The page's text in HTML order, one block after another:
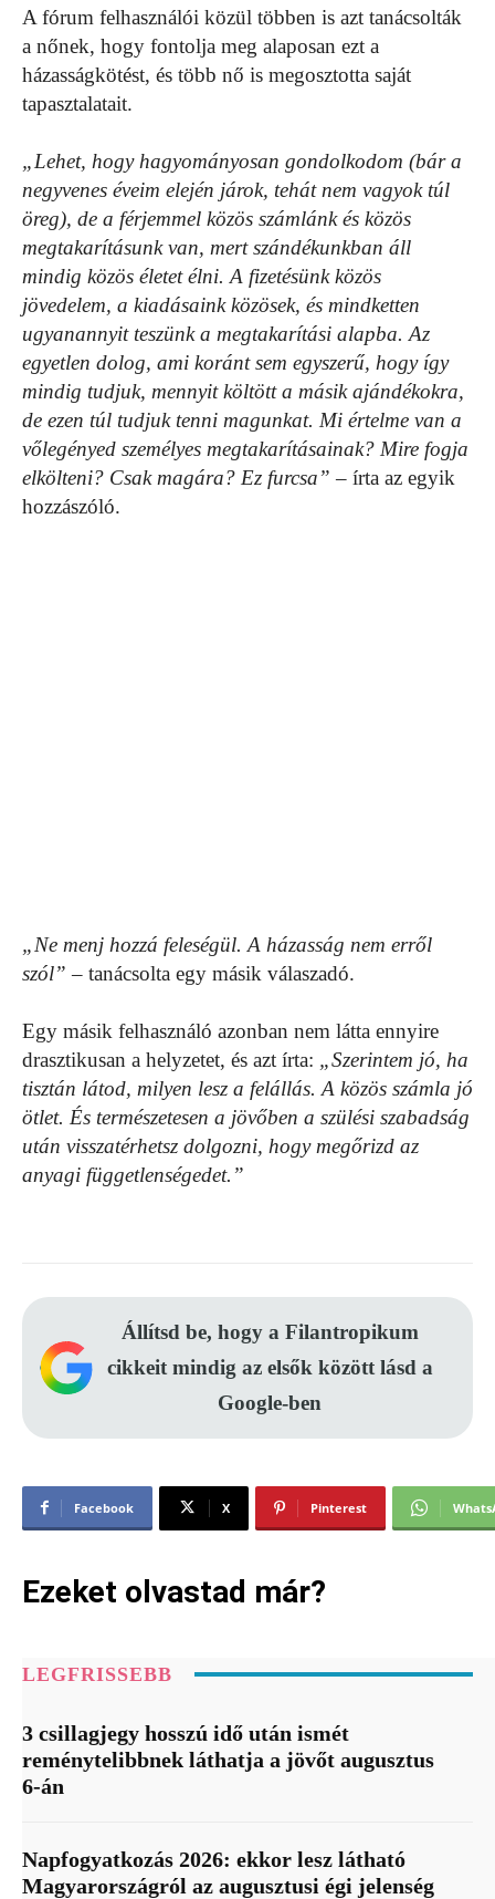
A fórum felhasználói közül többen is azt tanácsolták
a nőnek, hogy fontolja meg alaposan ezt a
házasságkötést, és több nő is megosztotta saját
tapasztalatait.
„Lehet, hogy hagyományosan gondolkodom (bár a
negyvenes éveim elején járok, tehát nem vagyok túl
öreg), de a férjemmel közös számlánk és közös
megtakarításunk van, mert szándékunkban áll
mindig közös életet élni. A fizetésünk közös
jövedelem, a kiadásaink közösek, és mindketten
ugyanannyit teszünk a megtakarítási alapba. Az
egyetlen dolog, ami koránt sem egyszerű, hogy így
mindig tudjuk, mennyit költött a másik ajándékokra,
de ezen túl tudjuk tenni magunkat. Mi értelme van a
vőlegényed személyes megtakarításainak? Mire fogja
elkölteni? Csak magára? Ez furcsa” – írta az egyik
hozzászóló.
„Ne menj hozzá feleségül. A házasság nem erről
szól” – tanácsolta egy másik válaszadó.
Egy másik felhasználó azonban nem látta ennyire
drasztikusan a helyzetet, és azt írta: „Szerintem jó, ha
tisztán látod, milyen lesz a felállás. A közös számla jó
ötlet. És természetesen a jövőben a szülési szabadság
után visszatérhetsz dolgozni, hogy megőrizd az
anyagi függetlenségedet.”
Állítsd be, hogy a Filantropikum
cikkeit mindig az elsők között lásd a
Google-ben
Facebook X Pinterest
Ezeket olvastad már?
LEGFRISSEBB
3 csillagjegy hosszú idő után ismét
reménytelibbnek láthatja a jövőt augusztus
6-án
Napfogyatkozás 2026: ekkor lesz látható
Magyarországról az augusztusi égi jelenség